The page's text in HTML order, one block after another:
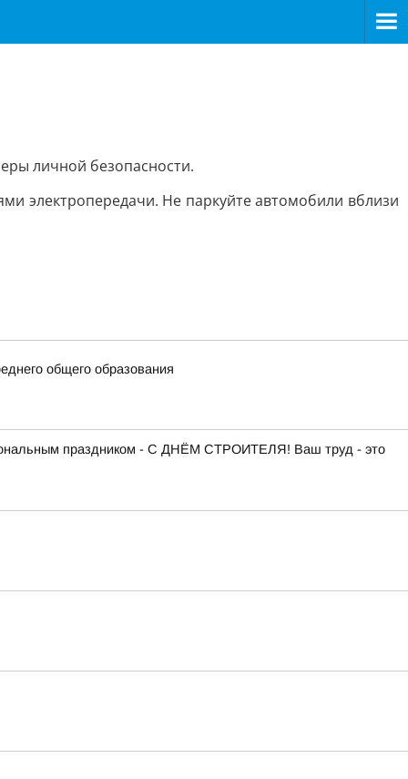
личной безопасности.
электропередачи. Не паркуйте автомобили вблизи
общего образования
праздником - С ДНЁМ СТРОИТЕЛЯ! Ваш труд - это